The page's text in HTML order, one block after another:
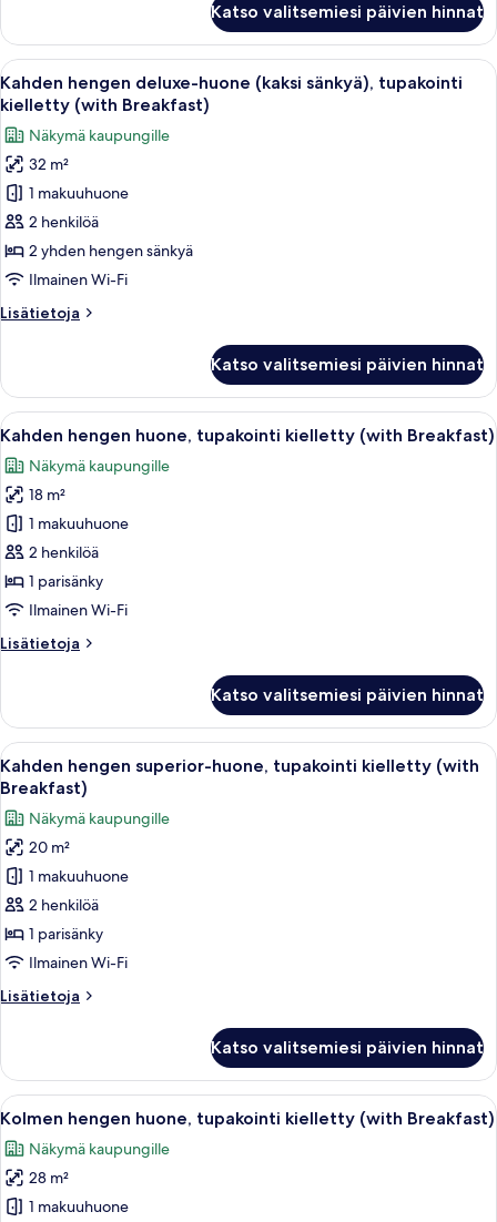
Room
Non-
Smoking)
kuvat
Non-
smoking
(Twin
Room
Non-
Smoking)
Katso valitsemiesi päivien hinnat
Avaa
kaikki
huonetyypin
Kahden
hengen
deluxe-
huone
(kaksi
sänkyä),
kielletty
kuvat
Hotellihuone, jossa on kaksi sänkyä,
6
Kahden hengen deluxe-huone (kaksi sänkyä), tupakointi
kielletty (with Breakfast)
Näkymä kaupungille
32 m²
1 makuuhuone
2 henkilöä
2 yhden hengen sänkyä
Ilmainen Wi-Fi
Lisätietoja
Lisätietoja
deluxe-
huone
(kaksi
tupakointi
kielletty
(with
Breakfast)
Katso valitsemiesi päivien hinnat
Avaa
kaikki
huonetyypin
Kahden
hengen
huone,
tupakointi
kielletty
Breakfast)
Hotellihuone, jossa on sänky,
7
Kahden hengen huone, tupakointi kielletty (with Breakfast)
Näkymä kaupungille
18 m²
1 makuuhuone
2 henkilöä
1 parisänky
Ilmainen Wi-Fi
Lisätietoja
Lisätietoja
huone,
tupakointi
kielletty
(with
Katso valitsemiesi päivien hinnat
Avaa
kaikki
huonetyypin
Kahden
hengen
superior-
huone,
tupakointi
kielletty
Breakfast)
Hotellihuone, jossa on sänky, tuoli,
6
Kahden hengen superior-huone, tupakointi kielletty (with
Breakfast)
Näkymä kaupungille
20 m²
1 makuuhuone
2 henkilöä
1 parisänky
Ilmainen Wi-Fi
Lisätietoja
Lisätietoja
superior-
huone,
tupakointi
(with
Breakfast)
Katso valitsemiesi päivien hinnat
Avaa
kaikki
huonetyypin
Kolmen
hengen
Hotellihuone, jossa on kolme
6
Kolmen hengen huone, tupakointi kielletty (with Breakfast)
Näkymä kaupungille
28 m²
1 makuuhuone